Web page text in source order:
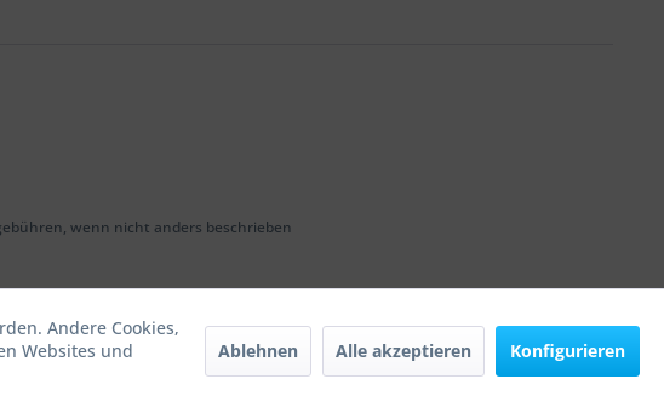
wenn nicht anders beschrieben
Andere Cookies,
Websites und
Ablehnen Alle akzeptieren Konfigurieren